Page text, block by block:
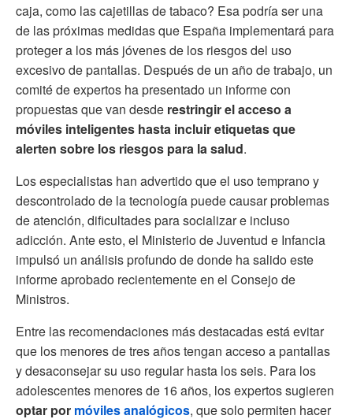
caja, como las cajetillas de tabaco? Esa podría ser una
de las próximas medidas que España implementará para
proteger a los más jóvenes de los riesgos del uso
excesivo de pantallas. Después de un año de trabajo, un
comité de expertos ha presentado un informe con
propuestas que van desde restringir el acceso a
móviles inteligentes hasta incluir etiquetas que
alerten sobre los riesgos para la salud.
Los especialistas han advertido que el uso temprano y
descontrolado de la tecnología puede causar problemas
de atención, dificultades para socializar e incluso
adicción. Ante esto, el Ministerio de Juventud e Infancia
impulsó un análisis profundo de donde ha salido este
informe aprobado recientemente en el Consejo de
Ministros.
Entre las recomendaciones más destacadas está evitar
que los menores de tres años tengan acceso a pantallas
y desaconsejar su uso regular hasta los seis. Para los
adolescentes menores de 16 años, los expertos sugieren
optar por móviles analógicos, que solo permiten hacer